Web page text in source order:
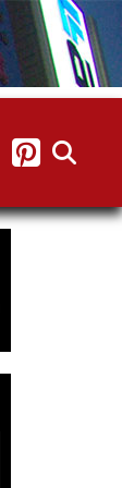
twitter pinterest